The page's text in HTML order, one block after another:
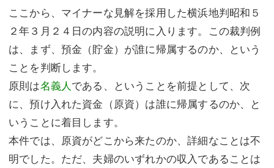
ここから、マイナーな見解を採用した横浜地判昭和５
２年３月２４日の内容の説明に入ります。この裁判例
は、まず、預金（貯金）が誰に帰属するのか、という
ことを判断します。
原則は名義人である、ということを前提として、次
に、預け入れた資金（原資）は誰に帰属するのか、と
いうことに着目します。
本件では、原資がどこから来たのか、詳細なことは不
明でした。ただ、夫婦のいずれかの収入であることは